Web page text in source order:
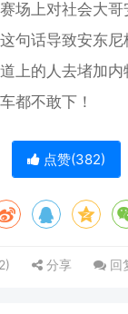
场上对社会大
句话导致安东
上的人去堵加
都不敢下！
点赞(382)
) 分享 回